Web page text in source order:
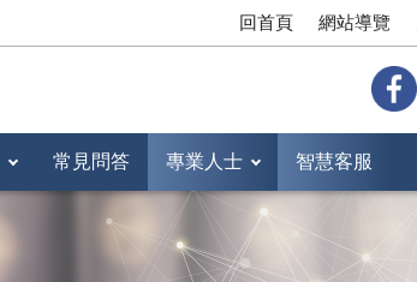
回首頁 網站導覽
常見問答 專業人士 智慧客服